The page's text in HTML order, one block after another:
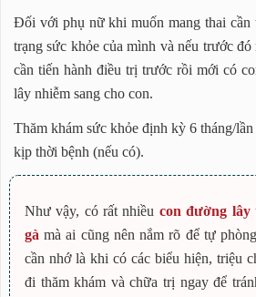
Đối với phụ nữ khi muốn mang thai cần
trạng sức khỏe của mình và nếu trước đó
cần tiến hành điều trị trước rồi mới có
lây nhiễm sang cho con.
Thăm khám sức khỏe định kỳ 6 tháng/
kịp thời bệnh (nếu có).
Như vậy, có rất nhiều con đường lây
gà mà ai cũng nên nắm rõ để tự
cần nhớ là khi có các biểu hiện, triệu
đi thăm khám và chữa trị ngay để